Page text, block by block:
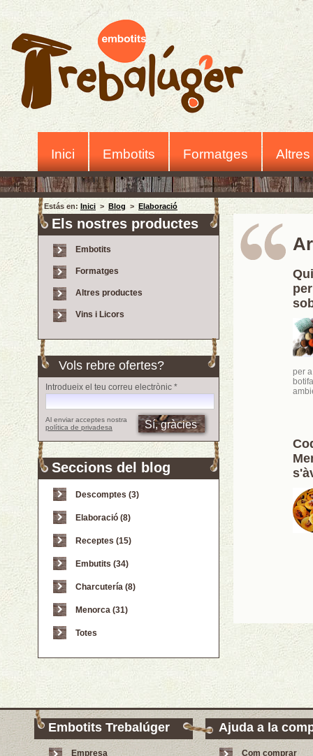
Inici Embotits Formatges
Estás en: Inici > Blog > Elaboració
Els nostres productes
Embotits
Formatges
Altres productes
Vins i Licors
Vols rebre ofertes?
Introdueix el teu correu electrònic *
Al enviar acceptes nostra
política de privadesa
Seccions del blog
Descomptes (3)
Elaboració (8)
Receptes (15)
Embutits (34)
Charcutería (8)
Menorca (31)
Totes
per
Embotits Trebalúger
Empresa
Ajuda a la
Com comprar